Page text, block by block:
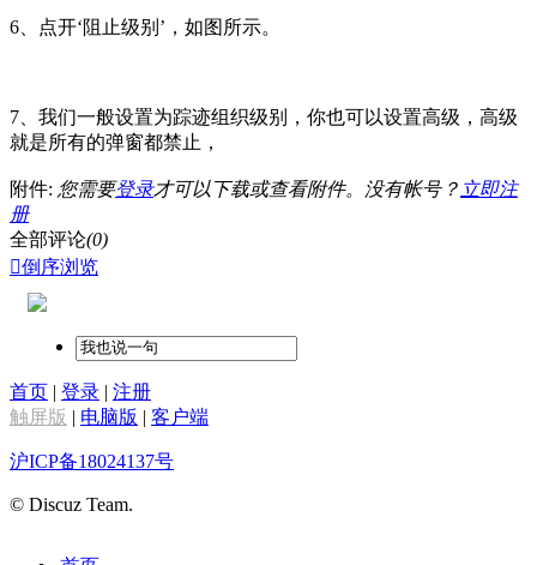
6、点开‘阻止级别’，如图所示。
7、我们一般设置为踪迹组织级别，你也可以设置高级，高级
就是所有的弹窗都禁止，
附件: 您需要登录才可以下载或查看附件。没有帐号？ 立即注
册
全部评论(0)
倒序浏览
首页 | 登录 | 注册
触屏版 | 电脑版 | 客户端
沪ICP备18024137号
© Discuz Team.